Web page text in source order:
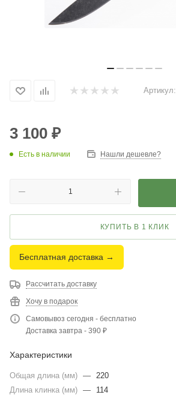
Артикул:
3 100 ₽
Есть в наличии Нашли дешевле?
КУПИТЬ В 1 КЛИК
Бесплатная доставка →
Рассчитать доставку
Хочу в подарок
Самовывоз сегодня - бесплатно
Доставка завтра - 390 ₽
Характеристики
Общая длина (мм) — 220
Длина клинка (мм) —
114